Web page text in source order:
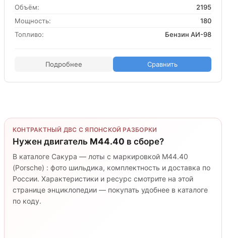
Объём:
2195
Мощность:
180
Топливо:
Бензин АИ-98
Подробнее Сравнить
КОНТРАКТНЫЙ ДВС С ЯПОНСКОЙ РАЗБОРКИ
Нужен двигатель M44.40 в сборе?
В каталоге Сакура — лоты с маркировкой M44.40
(Porsche) : фото шильдика, комплектность и доставка по
России. Характеристики и ресурс смотрите на этой
странице энциклопедии — покупать удобнее в каталоге
по коду.